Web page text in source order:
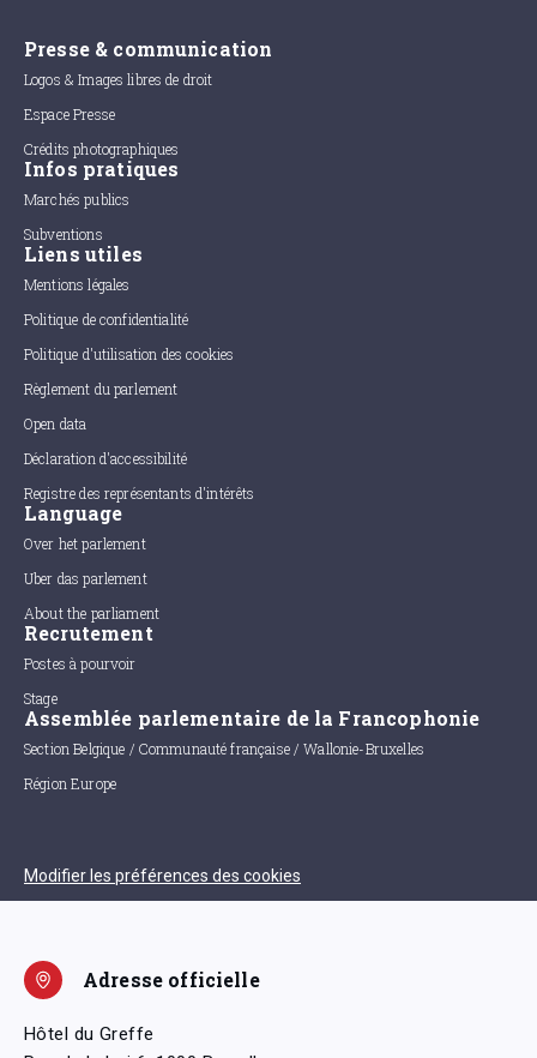
Presse & communication
Logos & Images libres de droit
Espace Presse
Crédits photographiques
Infos pratiques
Marchés publics
Subventions
Liens utiles
Mentions légales
Politique de confidentialité
Politique d'utilisation des cookies
Règlement du parlement
Open data
Déclaration d'accessibilité
Registre des représentants d'intérêts
Language
Over het parlement
Uber das parlement
About the parliament
Recrutement
Postes à pourvoir
Stage
Assemblée parlementaire de la Francophonie
Section Belgique / Communauté française / Wallonie-Bruxelles
Région Europe
Modifier les préférences des cookies
Adresse officielle
Hôtel du Greffe